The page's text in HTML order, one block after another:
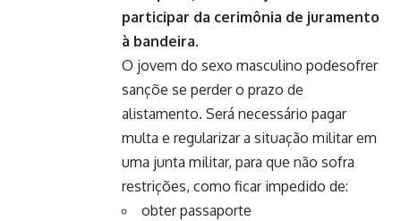
participar da cerimônia de juramento
à bandeira.
O jovem do sexo masculino podesofrer
sançõe se perder o prazo de
alistamento. Será necessário pagar
multa e regularizar a situação militar em
uma junta militar, para que não sofra
restrições, como ficar impedido de:
obter passaporte